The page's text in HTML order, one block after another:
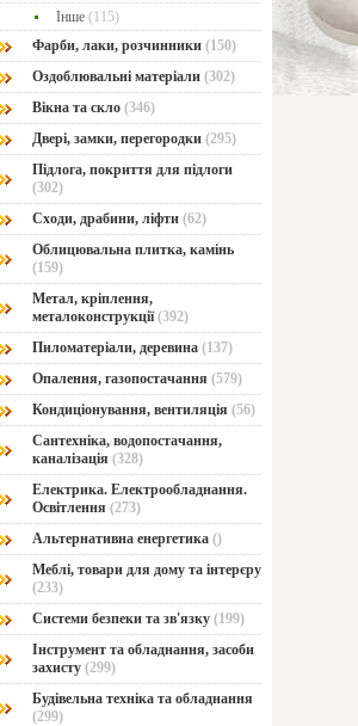
Інше (115)
Фарби, лаки, розчинники (150)
Оздоблювальні матеріали (302)
Вікна та скло (346)
Двері, замки, перегородки (295)
Підлога, покриття для підлоги
(302)
Сходи, драбини, ліфти (62)
Облицювальна плитка, камінь
(159)
Метал, кріплення,
металоконструкції(392)
Пиломатеріали, деревина (137)
Опалення, газопостачання (579)
Кондиціонування, вентиляція (56)
Сантехніка, водопостачання,
каналізація (328)
Електрика. Електрообладнання.
Освітлення (273)
Альтернативна енергетика ()
Меблі, товари для дому та інтерєру
(233)
Системи безпеки та зв'язку (199)
Інструмент та обладнання, засоби
захисту (299)
Будівельна техніка та обладнання
(299)